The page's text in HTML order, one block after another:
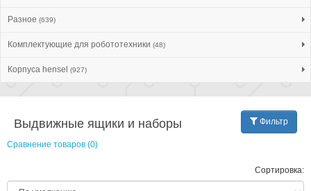
Разное (639)
Комплектующие для робототехники (48)
Корпуса hensel (927)
Фильтр
Выдвижные ящики и наборы
Сравнение товаров (0)
Сортировка: